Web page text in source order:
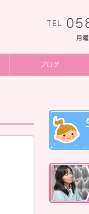
ブログ